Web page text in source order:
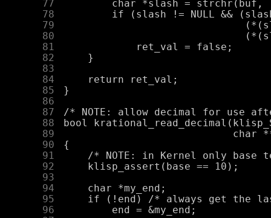
     77
     78
     79
     80
     81
     82
     83
     84
     85
     86
     87
     88
     89
     90
     91
     92
     93
     94
     95
     96